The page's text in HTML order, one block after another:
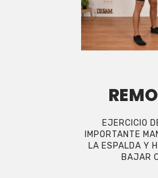
EJERCICIO
IMPORTANTE
LA ESPALDA Y
BAJAR